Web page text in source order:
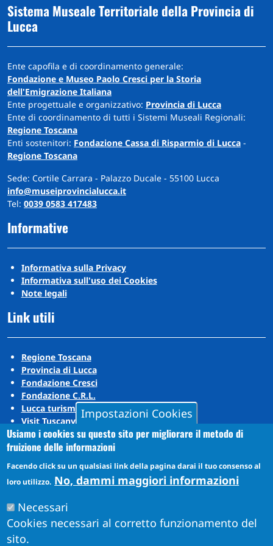
Sistema Museale Territoriale della Provincia di
Lucca
Ente capofila e di coordinamento generale:
Fondazione e Museo Paolo Cresci per la Storia
dell'Emigrazione Italiana
Ente progettuale e organizzativo: Provincia di Lucca
Ente di coordinamento di tutti i Sistemi Museali Regionali:
Regione Toscana
Enti sostenitori: Fondazione Cassa di Risparmio di Lucca -
Regione Toscana
Sede: Cortile Carrara - Palazzo Ducale - 55100 Lucca
info@museiprovincialucca.it
Tel: 0039 0583 417483
Informative
Informativa sulla Privacy
Informativa sull'uso dei Cookies
Note legali
Link utili
Regione Toscana
Provincia di Lucca
Fondazione Cresci
Fondazione C.R.L.
Lucca turismo
Visit Tuscany
Puccini Lands
Social media
YouTube
Impostazioni Cookies
Usiamo i cookies su questo sito per migliorare il metodo di
fruizione delle informazioni
Facendo click su un qualsiasi link della pagina darai il tuo consenso al
loro utilizzo. No, dammi maggiori informazioni
Necessari
Cookies necessari al corretto funzionamento del
sito.